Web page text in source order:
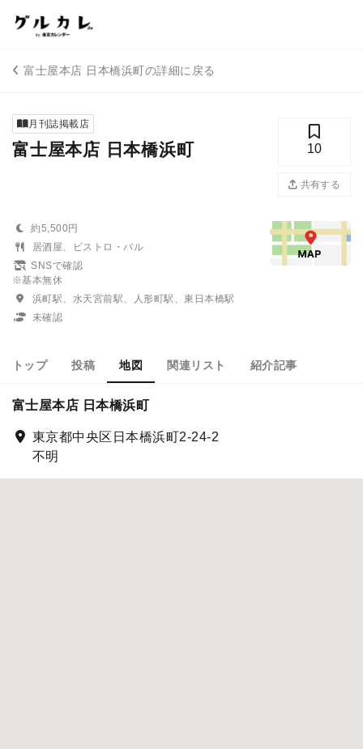
富士屋本店 日本橋浜町の詳細に戻る
月刊誌掲載店
富士屋本店 日本橋浜町 10
共有する
約5,500円
居酒屋、ビストロ・バル
SNSで確認
※基本無休
浜町駅、水天宮前駅、人形町駅、東日本橋駅
未確認
トップ 投稿 地図 関連リスト 紹介記事
富士屋本店 日本橋浜町
東京都中央区日本橋浜町2-24-2
不明